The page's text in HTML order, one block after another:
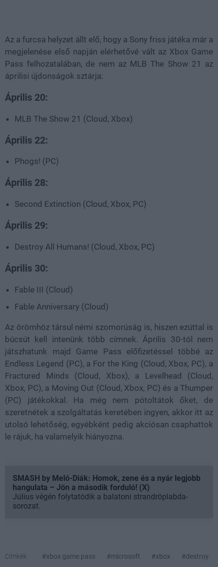
Az a furcsa helyzet állt elő, hogy a Sony friss játéka már a
megjelenése első napján elérhetővé vált az Xbox Game
Pass felhozatalában, de nem az MLB The Show 21 az
áprilisi újdonságok sztárja:
Április 20:
MLB The Show 21 (Cloud, Xbox)
Április 22:
Phogs! (PC)
Április 28:
Second Extinction (Cloud, Xbox, PC)
Április 29:
Destroy All Humans! (Cloud, Xbox, PC)
Április 30:
Fable III (Cloud)
Fable Anniversary (Cloud)
Az örömhöz társul némi szomorúság is, hiszen ezúttal is
búcsút kell intenünk több címnek. Április 30-tól nem
játszhatunk majd Game Pass előfizetéssel többé az
Endless Legend (PC), a For the King (Cloud, Xbox, PC), a
Fractured Minds (Cloud, Xbox), a Levelhead (Cloud,
Xbox, PC), a Moving Out (Cloud, Xbox, PC) és a Thumper
(PC) játékokkal. Ha még nem pótoltátok őket, de
szeretnétek a szolgáltatás keretében ingyen, akkor itt az
utolsó lehetőség, egyébként pedig akciósan csaphattok
le rájuk, ha valamelyik hiányozna.
SMASH by Meló-Diák: Homok, zene és a nyár legjobb
hangulata – Jön a második forduló! (X)
Július végén folytatódik a balatoni strandröplabda-
sorozat.
Címkék: #xbox game pass #microsoft #xbox
#destroy